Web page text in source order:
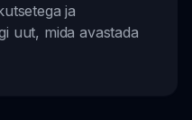
ja
uut, mida avastada